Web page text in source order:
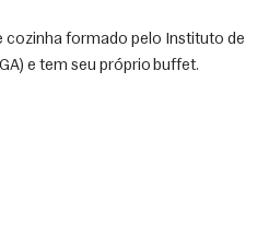
cozinha formado pelo Instituto de
e tem seu próprio buffet.